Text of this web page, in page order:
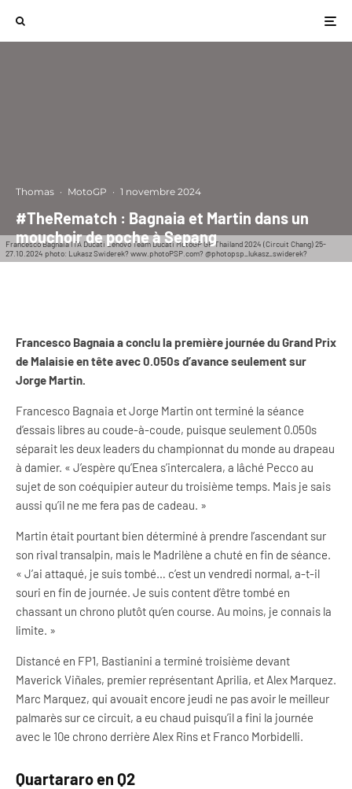
Francesco Bagnaia ITA Ducati Lenovo Team Ducati MotoGP GP Thailand 2024 (Circuit Chang) 25-
27.10.2024 photo: Lukasz Swiderek? www.photoPSP.com? @photopsp_lukasz_swiderek?
Thomas · MotoGP · 1 novembre 2024
#TheRematch : Bagnaia et Martin dans un
mouchoir de poche à Sepang
Francesco Bagnaia a conclu la première journée du Grand Prix
de Malaisie en tête avec 0.050s d’avance seulement sur
Jorge Martin.
Francesco Bagnaia et Jorge Martin ont terminé la séance
d’essais libres au coude-à-coude, puisque seulement 0.050s
séparait les deux leaders du championnat du monde au drapeau
à damier. « J’espère qu’Enea s’intercalera, a lâché Pecco au
sujet de son coéquipier auteur du troisième temps. Mais je sais
aussi qu’il ne me fera pas de cadeau. »
Martin était pourtant bien déterminé à prendre l’ascendant sur
son rival transalpin, mais le Madrilène a chuté en fin de séance.
« J’ai attaqué, je suis tombé… c’est un vendredi normal, a-t-il
souri en fin de journée. Je suis content d’être tombé en
chassant un chrono plutôt qu’en course. Au moins, je connais la
limite. »
Distancé en FP1, Bastianini a terminé troisième devant
Maverick Viñales, premier représentant Aprilia, et Alex Marquez.
Marc Marquez, qui avouait encore jeudi ne pas avoir le meilleur
palmarès sur ce circuit, a eu chaud puisqu’il a fini la journée
avec le 10e chrono derrière Alex Rins et Franco Morbidelli.
Quartararo en Q2